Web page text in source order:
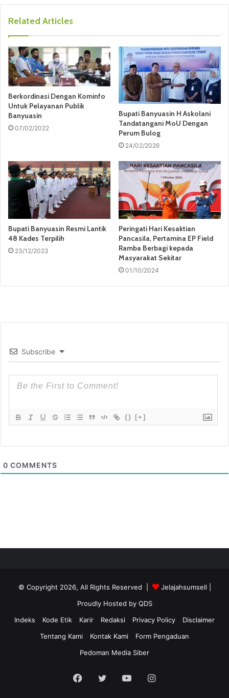
Related Articles
Berkordinasi Dengan Kominfo
Untuk Pelayanan Publik
Banyuasin
07/02/2022
Bupati Banyuasin H Askolani
Tandatangani MoU Dengan
Perum Bulog
24/02/2026
Bupati Banyuasin Resmi Lantik
48 Kades Terpilih
23/12/2023
Peringati Hari Kesaktian
Pancasila, Pertamina EP Field
Ramba Berbagi kepada
Masyarakat Sekitar
01/10/2024
Subscribe
{} [+]
0 COMMENTS
© Copyright 2026, All Rights Reserved | Jelajahsumsell
Proudly Hosted by QDS
Indeks
Kode Etik Karir Redaksi Privacy Policy
Disclaimer
Tentang Kami
Kontak Kami
Form Pengaduan
Pedoman Media Siber
Facebook
Twitter YouTubeInstagram